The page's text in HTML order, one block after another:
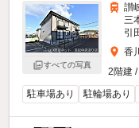
すべての写真
讃
三
引
香
2階建
駐車場あり
駐輪場あり